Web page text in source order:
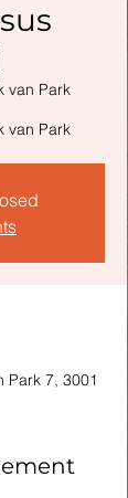
van Park
van Park
Park 7, 3001